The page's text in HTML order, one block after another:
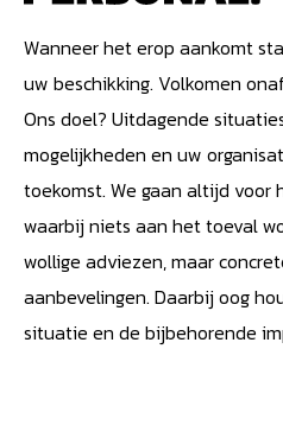
Wanneer het erop aankomt
uw beschikking. Volkomen
Ons doel? Uitdagende
mogelijkheden en uw
toekomst. We gaan altijd
waarbij niets aan het toeval
wollige adviezen, maar
aanbevelingen. Daarbij oog
situatie en de bijbehorende